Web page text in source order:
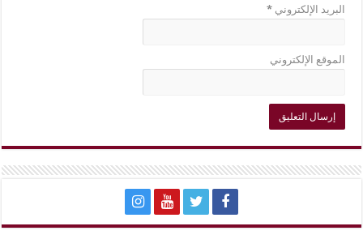
البريد الإلكتروني*
الموقع الإلكتروني